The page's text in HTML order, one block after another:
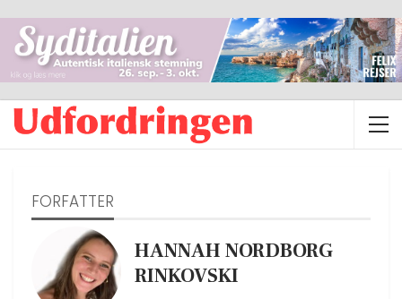
FORFATTER
HANNAH NORDBORG
RINKOVSKI